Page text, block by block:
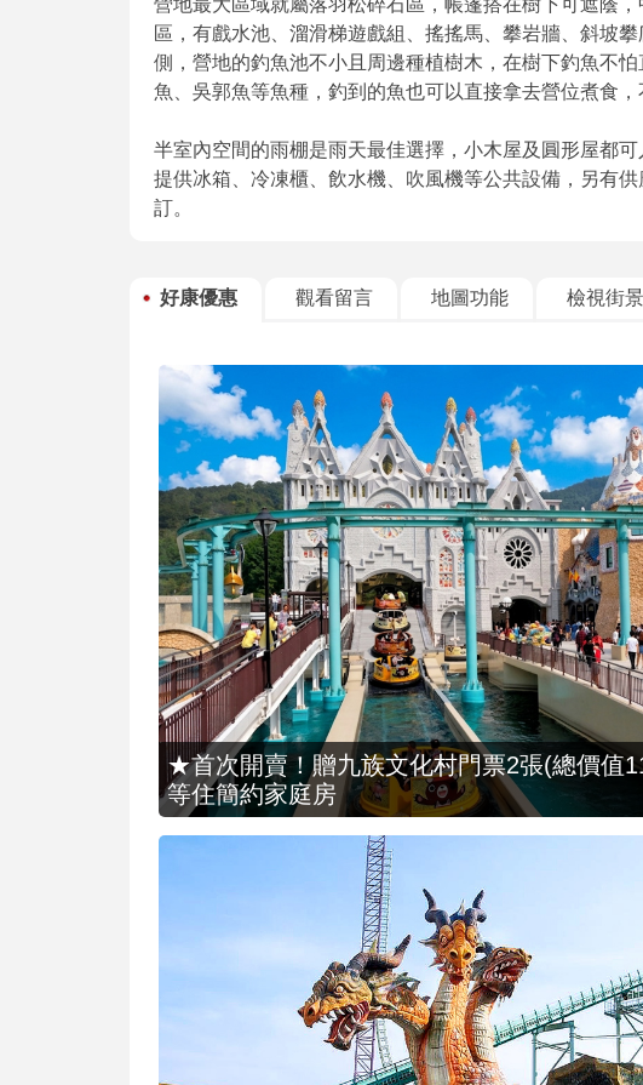
營地最大區域就屬落羽松碎石區，帳篷搭在樹下可遮蔭
區，有戲水池、溜滑梯遊戲組、搖搖馬、攀岩牆、斜坡
側，營地的釣魚池不小且周邊種植樹木，在樹下釣魚不
魚、吳郭魚等魚種，釣到的魚也可以直接拿去營位煮食，
半室內空間的雨棚是雨天最佳選擇，小木屋及圓形屋都
提供冰箱、冷凍櫃、飲水機、吹風機等公共設備，另有
訂。
好康優惠 觀看留言 地圖功能 檢視街景
★首次開賣！贈九族文化村門票2張(總價值
等住簡約家庭房